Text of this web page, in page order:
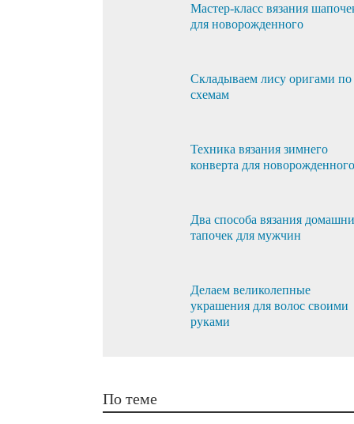
Мастер-класс вязания
для новорожденного
Складываем лису оригами по
схемам
Техника вязания зимнего
конверта для новорожденного
Два способа вязания
тапочек для мужчин
Делаем великолепные
украшения для волос своими
руками
По теме